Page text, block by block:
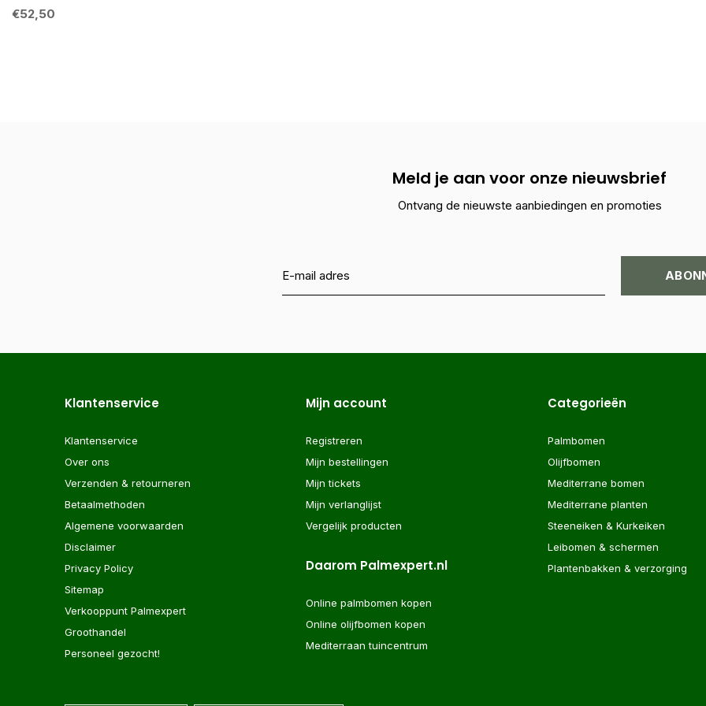
€52,50
Meld je aan voor onze nieuwsbrief
Ontvang de nieuwste aanbiedingen en promoties
Klantenservice
Klantenservice
Over ons
Verzenden & retourneren
Betaalmethoden
Algemene voorwaarden
Disclaimer
Privacy Policy
Sitemap
Verkooppunt Palmexpert
Groothandel
Personeel gezocht!
Mijn account
Registreren
Mijn bestellingen
Mijn tickets
Mijn verlanglijst
Vergelijk producten
Daarom Palmexpert.nl
Online palmbomen kopen
Online olijfbomen kopen
Mediterraan tuincentrum
Categorieën
Palmbomen
Olijfbomen
Mediterrane bomen
Mediterrane planten
Steeneiken & Kurkeiken
Leibomen & schermen
Plantenbakken & verzorging